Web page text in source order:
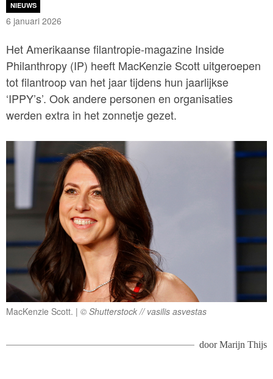
NIEUWS
6 januari 2026
Het Amerikaanse filantropie-magazine Inside
Philanthropy (IP) heeft MacKenzie Scott uitgeroepen
tot filantroop van het jaar tijdens hun jaarlijkse
‘IPPY’s’. Ook andere personen en organisaties
werden extra in het zonnetje gezet.
MacKenzie Scott. © Shutterstock // vasilis asvestas
doorMarijn Thijs